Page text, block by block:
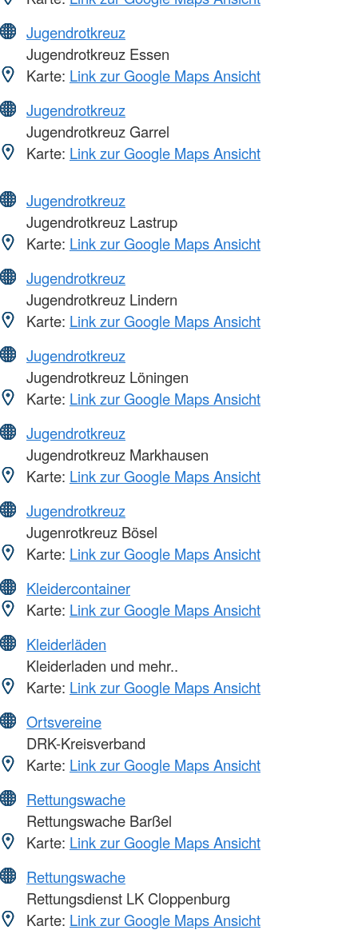
Jugendrotkreuz
Jugendrotkreuz Essen
Karte: Link zur Google Maps Ansicht
Jugendrotkreuz
Jugendrotkreuz Garrel
Karte: Link zur Google Maps Ansicht
Jugendrotkreuz
Jugendrotkreuz Lastrup
Karte: Link zur Google Maps Ansicht
Jugendrotkreuz
Jugendrotkreuz Lindern
Karte: Link zur Google Maps Ansicht
Jugendrotkreuz
Jugendrotkreuz Löningen
Karte: Link zur Google Maps Ansicht
Jugendrotkreuz
Jugendrotkreuz Markhausen
Karte: Link zur Google Maps Ansicht
Jugendrotkreuz
Jugenrotkreuz Bösel
Karte: Link zur Google Maps Ansicht
Kleidercontainer
Karte: Link zur Google Maps Ansicht
Kleiderläden
Kleiderladen und mehr..
Karte: Link zur Google Maps Ansicht
Ortsvereine
DRK-Kreisverband
Karte: Link zur Google Maps Ansicht
Rettungswache
Rettungswache Barßel
Karte: Link zur Google Maps Ansicht
Rettungswache
Rettungsdienst LK Cloppenburg
Karte: Link zur Google Maps Ansicht